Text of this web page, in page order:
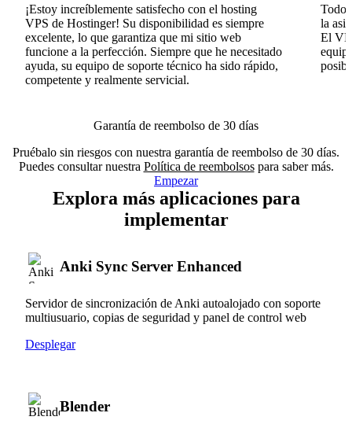
¡Estoy increíblemente satisfecho con el hosting
VPS de Hostinger! Su disponibilidad es siempre
excelente, lo que garantiza que mi sitio web
funcione a la perfección. Siempre que he necesitado
ayuda, su equipo de soporte técnico ha sido rápido,
competente y realmente servicial.
Todo
la
El
Garantía de reembolso de 30 días
Pruébalo sin riesgos con nuestra garantía de reembolso de 30 días.
Puedes consultar nuestra Política de reembolsospara saber más.
Empezar
Explora más aplicaciones para
implementar
Anki Sync Server Enhanced
Servidor de sincronización de Anki autoalojado con soporte
multiusuario, copias de seguridad y panel de control web
Desplegar
Blender